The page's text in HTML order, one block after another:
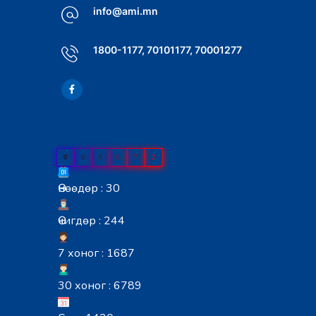
info@ami.mn
1800-1177, 70101177, 70001277
0 5 0 0 7 2
Өнөөдөр : 30
Өчигдөр : 244
7 хоног : 1687
30 хоног : 6789